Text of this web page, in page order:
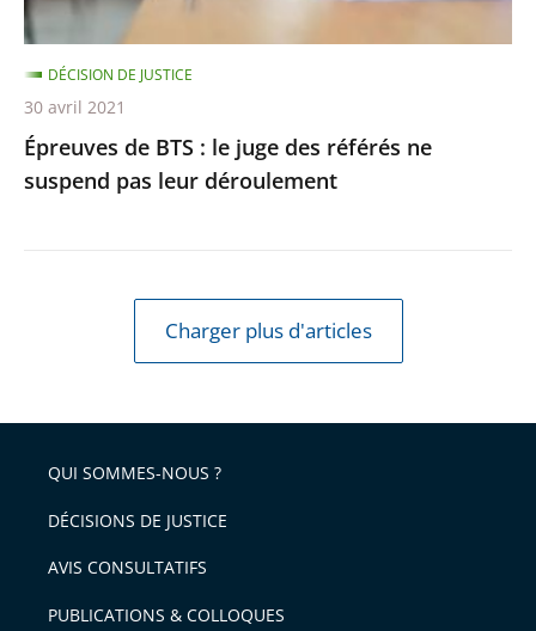
ne
suspend
pas
leur
déroulement
Épreuves de BTS : le juge des référés ne
suspend pas leur déroulement
DÉCISION DE JUSTICE
30 avril 2021
Charger plus d'articles
QUI SOMMES-NOUS ?
DÉCISIONS DE JUSTICE
AVIS CONSULTATIFS
PUBLICATIONS & COLLOQUES